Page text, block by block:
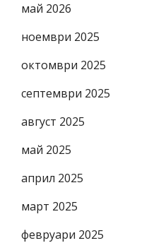
май 2026
ноември 2025
октомври 2025
септември 2025
август 2025
май 2025
април 2025
март 2025
февруари 2025